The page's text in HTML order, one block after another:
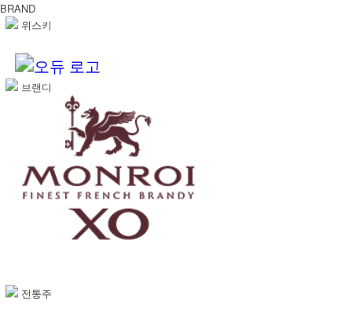
BRAND
위스키
브랜디
전통주